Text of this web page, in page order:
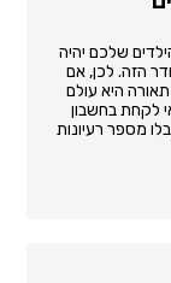
שלכם יהיה
הזה. לכן, אם
היא עולם
לקחת בחשבון
מספר רעיונות